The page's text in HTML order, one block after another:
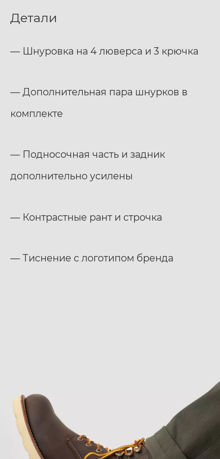
Детали
— Шнуровка на 4 люверса и 3 крючка
— Дополнительная пара шнурков в
комплекте
— Подносочная часть и задник
дополнительно усилены
— Контрастные рант и строчка
— Тиснение с логотипом бренда